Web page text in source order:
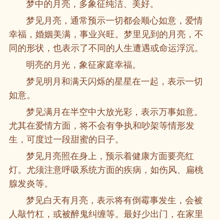
梦中的月亮，多象征纯洁、美好。
梦见月亮，通常预示一切都会顺心如意，爱情
幸福，婚姻美满，事业兴旺。梦里见到的月亮，不
同的形状，也表示了不同的人生遭遇或命运浮沉。
明亮的月光，象征家庭幸福。
梦见明月和满天闪烁的星星在一起，表示一切
如意。
梦见满月在半空中大放光彩，表示万事如意。
尤其在爱情方面，将不会有争执和吵架等情形发
生，可度过一段甜蜜的日子。
梦见月亮照在身上，预示着健康方面要亮红
灯。尤须注意呼吸系统方面的疾病，如伤风、扁桃
腺发炎等。
梦见白天有月亮，表示将有倒霉事发生，会被
人敲竹杠，或被醉鬼纠缠等。最好少出门，在家里